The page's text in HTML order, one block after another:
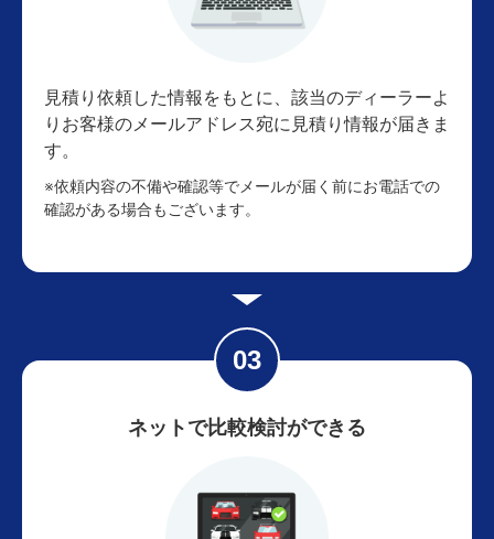
見積り依頼した情報をもとに、該当のディーラーよ
りお客様のメールアドレス宛に見積り情報が届きま
す。
※依頼内容の不備や確認等でメールが届く前にお電話での
確認がある場合もございます。
ネットで比較検討ができる